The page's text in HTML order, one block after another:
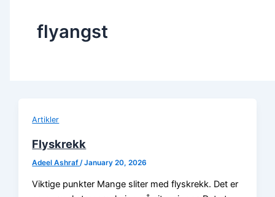
flyangst
Artikler
Flyskrekk
Adeel Ashraf /January 20, 2026
Viktige punkter Mange sliter med flyskrekk. Det er